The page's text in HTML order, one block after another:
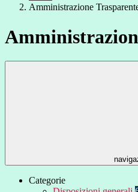
Amministrazione
Categorie